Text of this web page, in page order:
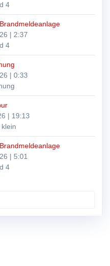
4
| 2:37
4
| 0:33
| 19:13
| 5:01
4